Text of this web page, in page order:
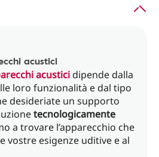
acustici
acusticidipende dalla
loro funzionalità e dal tipo
desideriate un supporto
tecnologicamente
a trovare l’apparecchio che
vostre esigenze uditive e al